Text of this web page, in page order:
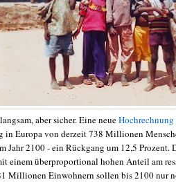
aber sicher. Eine neueHochrechnung
in Europa von derzeit 738 Millionen
Jahr 2100 - ein Rückgang um 12,5 Prozent.
einem überproportional hohen Anteil am
Millionen Einwohnern sollen bis 2100 nur